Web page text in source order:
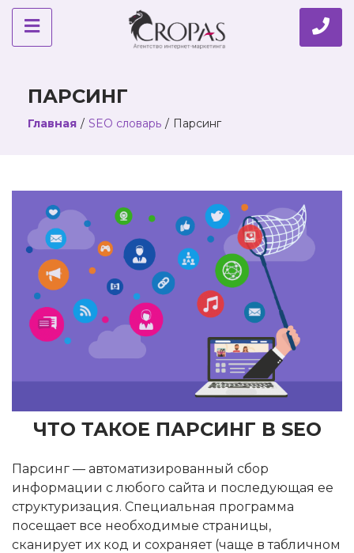
ПАРСИНГ
Главная / SEO словарь / Парсинг
ЧТО ТАКОЕ ПАРСИНГ В SEO
Парсинг — автоматизированный сбор
информации с любого сайта и последующая ее
структуризация. Специальная программа
посещает все необходимые страницы,
сканирует их код и сохраняет (чаще в табличном